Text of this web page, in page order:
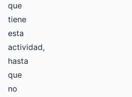
que
tiene
esta
actividad,
hasta
que
no